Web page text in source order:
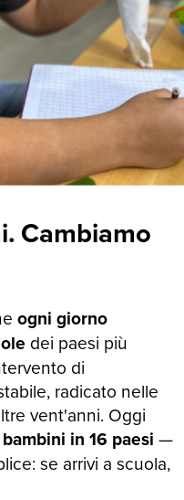
Cambiamo
ogni giorno
dei paesi più
di
radicato nelle
vent'anni. Oggi
in 16 paesi —
se arrivi a scuola,